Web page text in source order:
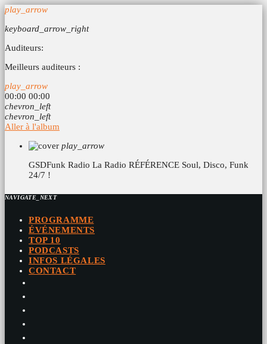
play_arrow
keyboard_arrow_right
Auditeurs:
Meilleurs auditeurs :
play_arrow
00:00 00:00
chevron_left
chevron_left
Aller à l'album
play_arrow
GSDFunk Radio La Radio RÉFÉRENCE Soul, Disco, Funk
24/7 !
NAVIGATE_NEXT
PROGRAMME
ÉVÉNEMENTS
TOP 10
PODCASTS
INFOS LÉGALES
CONTACT